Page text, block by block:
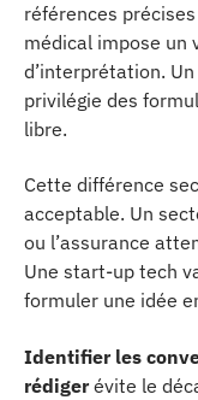
références
médical impose un
d’interprétation.
privilégie des
libre.
Cette différence
acceptable. Un
ou l’assurance
Une start-up tech
formuler une idée
Identifier les
rédigerévite le